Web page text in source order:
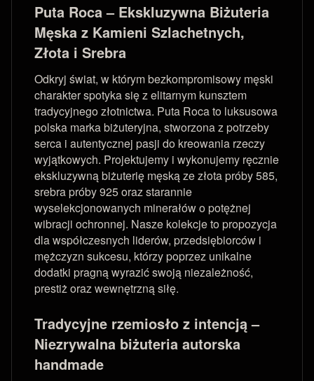
Puta Roca – Ekskluzywna Biżuteria
Męska z Kamieni Szlachetnych,
Złota i Srebra
Odkryj świat, w którym bezkompromisowy męski
charakter spotyka się z elitarnym kunsztem
tradycyjnego złotnictwa. Puta Roca to luksusowa
polska marka biżuteryjna, stworzona z potrzeby
serca i autentycznej pasji do kreowania rzeczy
wyjątkowych. Projektujemy i wykonujemy ręcznie
ekskluzywną biżuterię męską ze złota próby 585,
srebra próby 925 oraz starannie
wyselekcjonowanych minerałów o potężnej
wibracji ochronnej. Nasze kolekcje to propozycja
dla współczesnych liderów, przedsiębiorców i
mężczyzn sukcesu, którzy poprzez unikalne
dodatki pragną wyrazić swoją niezależność,
prestiż oraz wewnętrzną siłę.
Tradycyjne rzemiosło z intencją –
Niezrywalna biżuteria autorska
handmade